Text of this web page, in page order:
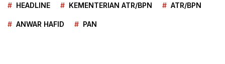
HEADLINE KEMENTERIAN ATR/BPN ATR/BPN
ANWAR HAFID PAN